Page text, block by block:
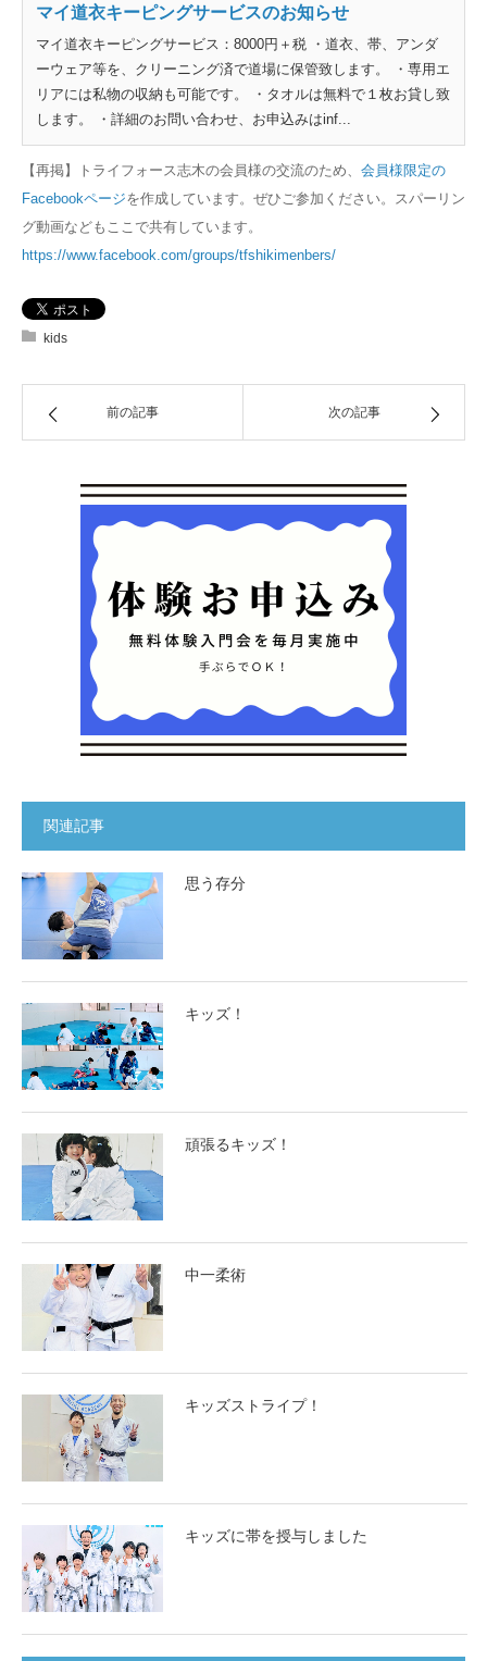
マイ道衣キーピングサービスのお知らせ
マイ道衣キーピングサービス：8000円＋税 ・道衣、帯、アンダ
ーウェア等を、クリーニング済で道場に保管致します。 ・専用エ
リアには私物の収納も可能です。 ・タオルは無料で１枚お貸し致
します。 ・詳細のお問い合わせ、お申込みはinf...
【再掲】トライフォース志木の会員様の交流のため、 会員様限定の
Facebookページを作成しています。ぜひご参加ください。スパーリン
グ動画などもここで共有しています。
https://www.facebook.com/groups/tfshikimenbers/
kids
前の記事 次の記事
関連記事
思う存分
キッズ！
頑張るキッズ！
中一柔術
キッズストライプ！
キッズに帯を授与しました